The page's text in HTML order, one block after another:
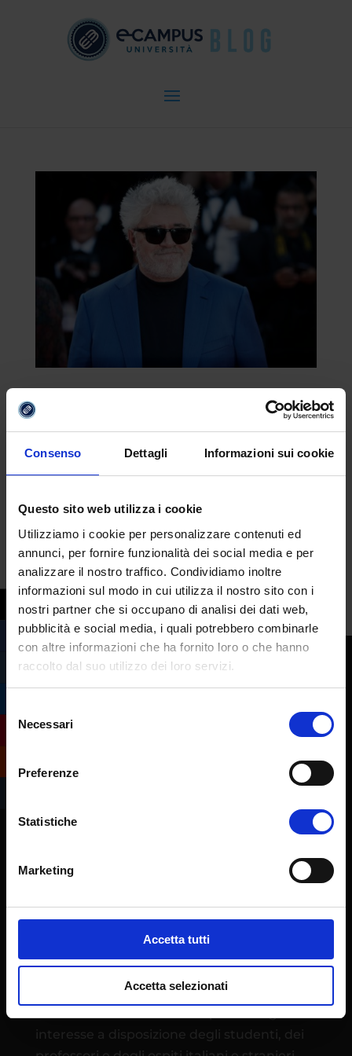
Consenso Dettagli Informazioni sui cookie
Questo sito web utilizza i cookie
Utilizziamo i cookie per personalizzare contenuti ed
annunci, per fornire funzionalità dei social media e per
analizzare il nostro traffico. Condividiamo inoltre
informazioni sul modo in cui utilizza il nostro sito con i
nostri partner che si occupano di analisi dei dati web,
pubblicità e social media, i quali potrebbero combinarle
con altre informazioni che ha fornito loro o che hanno
raccolto dal suo utilizzo dei loro servizi.
delNecessari
Preferenze
Statistiche
Marketing
Accetta tutti
Accetta selezionati
Almodóvar, dal 15 giugno tornano in sala
cinque film di culto
Arriva Almodóvar – La forma del desiderio,
spagnoli più famosi del mondo, Pedro
Almodóvar. Dal 15 giugno saranno distribuiti
in sala e proiettati in alta definizione cinque
film di culto del regista degli anni Ottanta.
Il...
Università telematica con Decreto
Novedrate (CO), in un campus immerso nel
tranquillo verde della Brianza con 270
interesse a disposizione degli studenti, dei